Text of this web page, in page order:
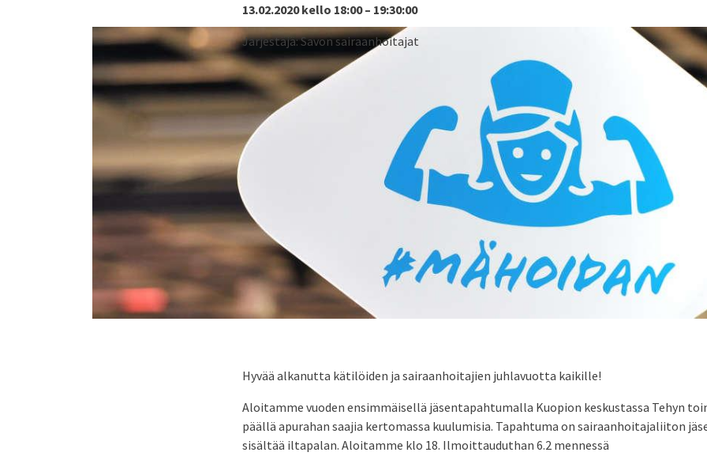
13.02.2020 kello 18:00 – 19:30:00
Järjestäjä: Savon sairaanhoitajat
Hyvää alkanutta kätilöiden ja sairaanhoitajien juhlavuotta kaikille!
Aloitamme vuoden ensimmäisellä jäsentapahtumalla Kuopion keskustassa Tehyn
päällä apurahan saajia kertomassa kuulumisia. Tapahtuma on sairaanhoitajaliiton
sisältää iltapalan. Aloitamme klo 18. Ilmoittauduthan 6.2 mennessä